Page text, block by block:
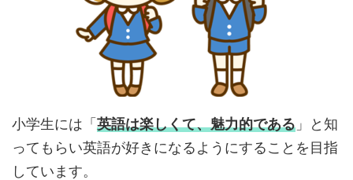
小学生には「英語は楽しくて、魅力的である 」と知
ってもらい英語が好きになるようにすることを目指
しています。